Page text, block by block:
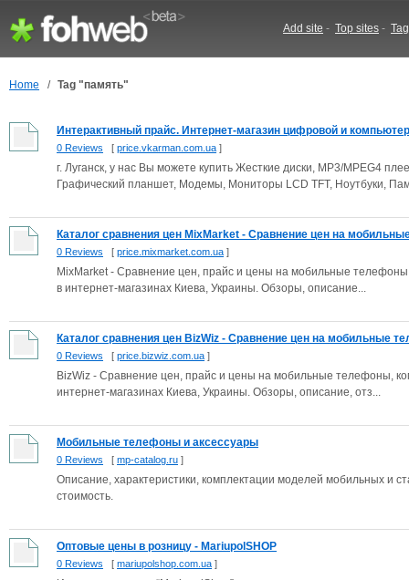
Add site - Top sites -
Home / Tag "память"
Интерактивный прайс. Интернет-магазин цифровой и
0 Reviews [ price.vkarman.com.ua ]
г. Луганск, у нас Вы можете купить Жесткие диски, MP3/MPEG4
Графический планшет, Модемы, Мониторы LCD TFT, Ноутбуки,
Каталог сравнения цен MixMarket - Сравнение цен на
0 Reviews [ price.mixmarket.com.ua ]
MixMarket - Сравнение цен, прайс и цены на мобильные
в интернет-магазинах Киева, Украины. Обзоры, описание...
Каталог сравнения цен BizWiz - Сравнение цен на мобильные
0 Reviews [ price.bizwiz.com.ua ]
BizWiz - Сравнение цен, прайс и цены на мобильные телефоны,
интернет-магазинах Киева, Украины. Обзоры, описание, отз...
Мобильные телефоны и аксессуары
0 Reviews [ mp-catalog.ru ]
Описание, характеристики, комплектации моделей мобильных и
стоимость.
Оптовые цены в розницу - MariupolSHOP
0 Reviews [ mariupolshop.com.ua ]